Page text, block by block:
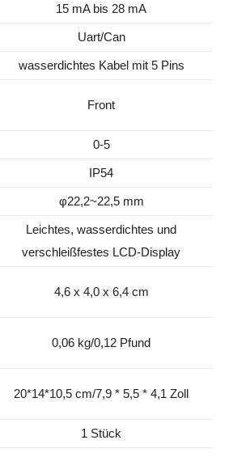
15 mA bis 28 mA
Uart/Can
wasserdichtes Kabel mit 5 Pins
Front
0-5
IP54
φ22,2~22,5 mm
Leichtes, wasserdichtes und
verschleißfestes LCD-Display
4,6 x 4,0 x 6,4 cm
0,06 kg/0,12 Pfund
20*14*10,5 cm/7,9 * 5,5 * 4,1 Zoll
1 Stück